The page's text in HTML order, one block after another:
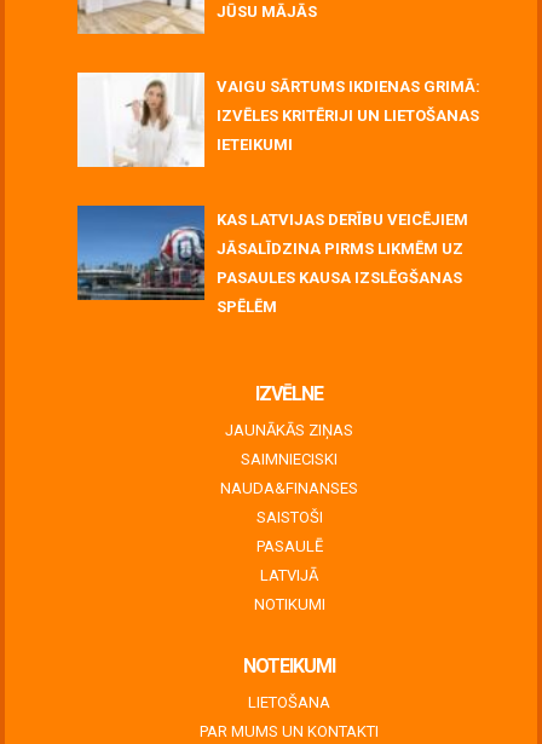
JŪSU MĀJĀS
VAIGU SĀRTUMS IKDIENAS GRIMĀ:
IZVĒLES KRITĒRIJI UN LIETOŠANAS
IETEIKUMI
KAS LATVIJAS DERĪBU VEICĒJIEM
JĀSALĪDZINA PIRMS LIKMĒM UZ
PASAULES KAUSA IZSLĒGŠANAS
SPĒLĒM
IZVĒLNE
JAUNĀKĀS ZIŅAS
SAIMNIECISKI
NAUDA&FINANSES
SAISTOŠI
PASAULĒ
LATVIJĀ
NOTIKUMI
NOTEIKUMI
LIETOŠANA
PAR MUMS UN KONTAKTI